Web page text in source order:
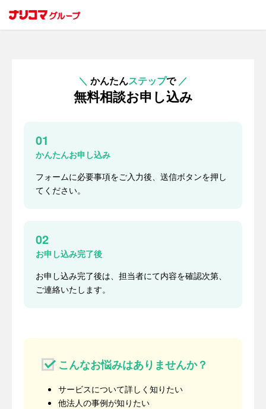
＼ かんたんステップで ／
無料相談お申し込み
01
かんたんお申し込み
フォームに必要事項をご入力後、送信ボタンを押し
てください。
02
お申し込み完了後
お申し込み完了後は、担当者にて内容を確認次第、
ご連絡いたします。
こんなお悩みはありませんか？
サービスについて詳しく知りたい
他法人の事例が知りたい